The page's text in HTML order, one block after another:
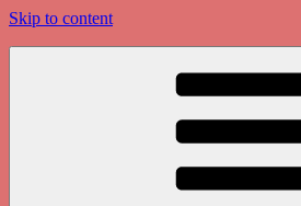
Skip to content